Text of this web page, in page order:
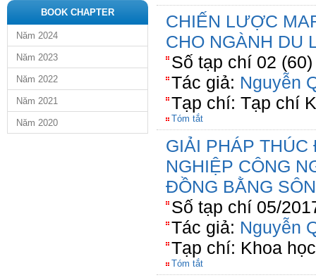
BOOK CHAPTER
Năm 2024
Năm 2023
Năm 2022
Năm 2021
Năm 2020
CHIẾN LƯỢC
CHO NGÀNH DU
Số tạp chí 02
Tác giả: Nguyễn
Tạp chí: Tạp chí
Tóm tắt
GIẢI PHÁP
NGHIỆP CÔNG
ĐỒNG BẰNG
Số tạp chí 05/
Tác giả: Nguyễn
Tạp chí: Khoa
Tóm tắt